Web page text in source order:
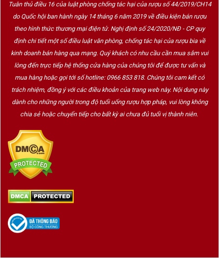
Tuân thủ điều 16 của luật phòng chống tác hại của rượu số 44/2019/CH14
do Quốc hội ban hành ngày 14 tháng 6 năm 2019 về điều kiện bán rượu
theo hình thức thương mại điện tử. Nghị định số 24/2020/NĐ - CP quy
định chi tiết một số điều luật văn phòng, chống tác hại của rượu bia về
kinh doanh bán hàng qua mạng. Quý khách có nhu cầu cần mua sắm vui
lòng đến trực tiếp hệ thống cửa hàng của chúng tôi để được tư vấn và
mua hàng hoặc gọi tới số hotline: 0966 853 818. Chúng tôi cam kết có
trách nhiệm, đồng ý với các điều khoản của trang web này. Nội dung này
dành cho những người trong độ tuổi uống rượu hợp pháp, vui lòng không
chia sẻ hoặc chuyển tiếp cho bất kỳ ai chưa đủ tuổi vị thành niên.